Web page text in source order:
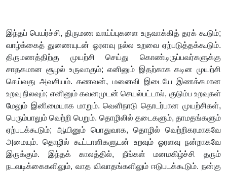
இந்தப் பெயர்ச்சி, திருமண வாய்ப்புகளை உருவாக்கித் தரக் கூடும்;
வாழ்க்கைத் துணையுடன் ஓரளவு நல்ல உறவை ஏற்படுத்தக்கூடும்.
திருமணத்திற்கு முயற்சி செய்து கொண்டிருப்பவர்களுக்கு
சாதகமான சூழல் உருவாகும்; எனினும் இதற்காக கடின முயற்சி
செய்வது அவசியம். கணவன், மனைவி இடையே இணக்கமான
உறவு நிலவும்; எனினும் கவனமுடன் செயல்பட்டால், குடும்ப உறவுகள்
மேலும் இனிமையாக மாறும். வெளிநாடு தொடர்பான முயற்சிகள்,
பெரும்பாலும் வெற்றி பெறும். தொழிலில் தடைகளும், தாமதங்களும்
ஏற்படக்கூடும்; ஆயினும் பொதுவாக, தொழில் வெற்றிகரமாகவே
அமையும். தொழில் கூட்டாளிகளுடன் உறவும் ஓரளவு நன்றாகவே
இருக்கும். இந்தக் காலத்தில், நீங்கள் மனமகிழ்ச்சி தரும்
நடவடிக்கைகளிலும், வாத விவாதங்களிலும் ஈடுபடக்கூடும். நன்கு